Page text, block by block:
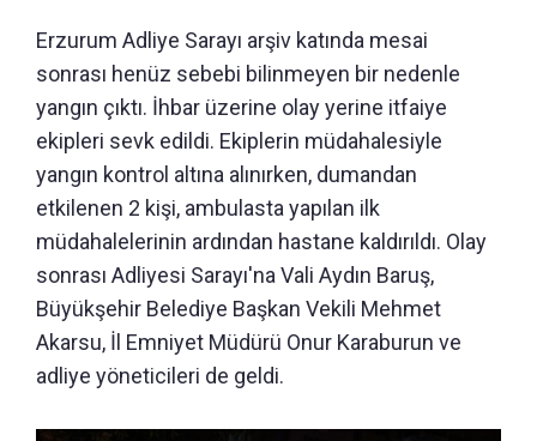
Erzurum Adliye Sarayı arşiv katında mesai
sonrası henüz sebebi bilinmeyen bir nedenle
yangın çıktı. İhbar üzerine olay yerine itfaiye
ekipleri sevk edildi. Ekiplerin müdahalesiyle
yangın kontrol altına alınırken, dumandan
etkilenen 2 kişi, ambulasta yapılan ilk
müdahalelerinin ardından hastane kaldırıldı. Olay
sonrası Adliyesi Sarayı'na Vali Aydın Baruş,
Büyükşehir Belediye Başkan Vekili Mehmet
Akarsu, İl Emniyet Müdürü Onur Karaburun ve
adliye yöneticileri de geldi.